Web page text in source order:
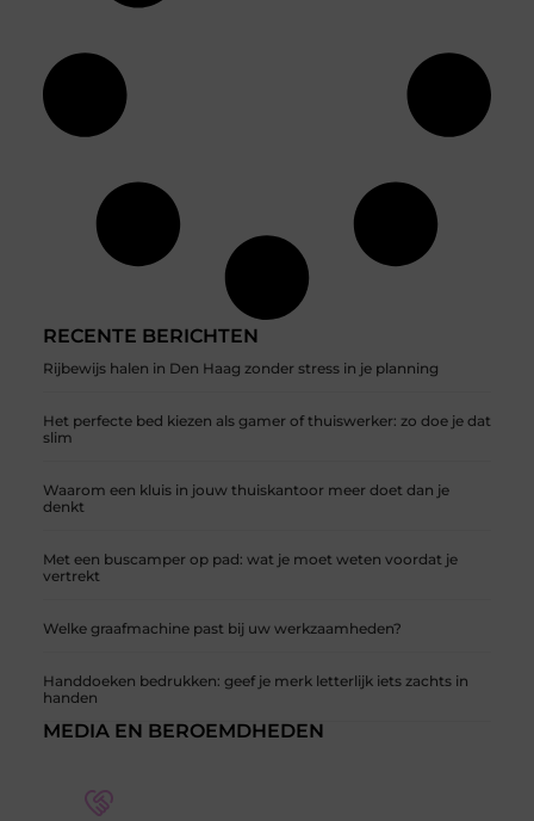
RECENTE BERICHTEN
Rijbewijs halen in Den Haag zonder stress in je planning
Het perfecte bed kiezen als gamer of thuiswerker: zo doe je dat
slim
Waarom een kluis in jouw thuiskantoor meer doet dan je
denkt
Met een buscamper op pad: wat je moet weten voordat je
vertrekt
Welke graafmachine past bij uw werkzaamheden?
Handdoeken bedrukken: geef je merk letterlijk iets zachts in
handen
MEDIA EN BEROEMDHEDEN